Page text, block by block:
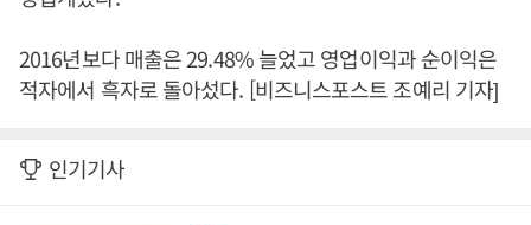
2016년보다 매출은 29.48% 늘었고 영업이익과 순이익은
적자에서 흑자로 돌아섰다. [비즈니스포스트 조예리 기자]
인기기사